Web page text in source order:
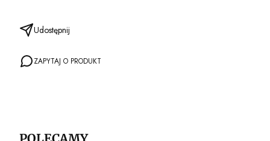
Udostępnij
ZAPYTAJ O PRODUKT